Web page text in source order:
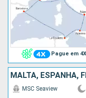
Pague em 4X
MALTA, ESPANHA,
MSC Seaview